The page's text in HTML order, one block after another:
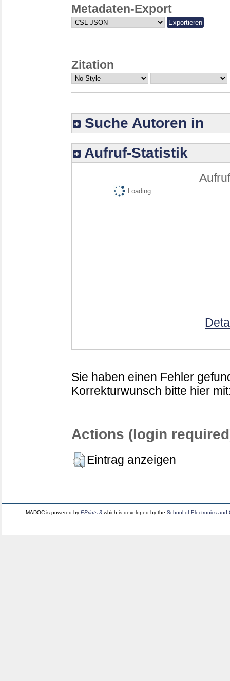
Metadaten-Export
Zitation
Suche Autoren in
Aufruf-Statistik
Loading...
Sie haben einen Fehler
Korrekturwunsch bitte hier
Actions (login
Eintrag anzeigen
MADOC is powered byEPrints 3 which is developed by theSchool of Electronics and